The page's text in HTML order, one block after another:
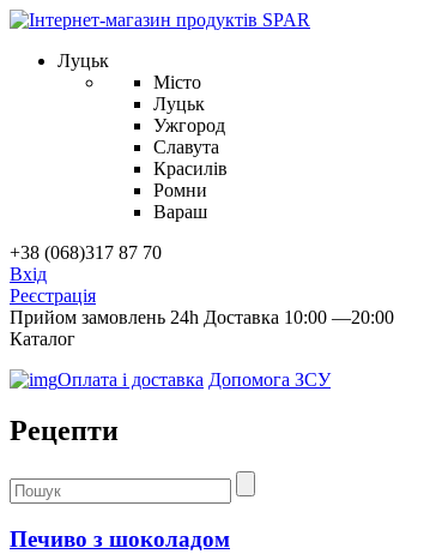
Луцьк
Місто
Луцьк
Ужгород
Славута
Красилів
Ромни
Вараш
+38 (068)317 87 70
Вхід
Реєстрація
Прийом замовлень 24h Доставка 10:00 —20:00
Каталог
Оплата і доставка Допомога ЗСУ
Рецепти
Печиво з шоколадом